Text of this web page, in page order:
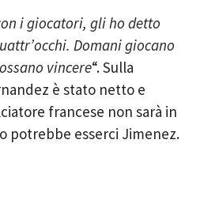
i giocatori, gli ho detto
Domani giocano
vincere“. Sulla
è stato netto e
francese non sarà in
potrebbe esserci Jimenez.